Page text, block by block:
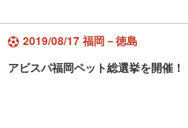
2019/08/17 福岡－徳島
アビスパ福岡ペット総選挙を開催！